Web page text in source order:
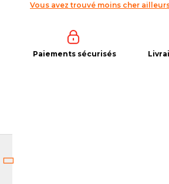
Vous avez trouvé moins cher
Paiements sécurisés